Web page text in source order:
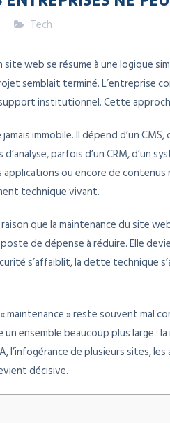
Tech
site web se résume à une logique
semblait terminé. L’entreprise
institutionnel. Cette
immobile. Il dépend d’un
parfois d’un CRM, d’un
ou encore de contenus
technique vivant.
que la maintenance du site
de dépense à réduire. Elle
s’affaiblit, la dette technique
maintenance » reste souvent mal
un ensemble beaucoup plus large :
l’infogérance de plusieurs sites,
décisive.